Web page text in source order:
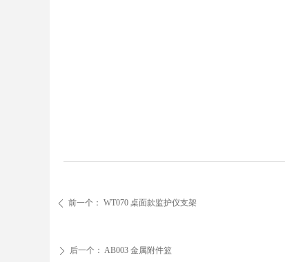
ꄴ 前一个： WT070 桌面款监护仪支架
ꄲ 后一个： AB003 金属附件篮